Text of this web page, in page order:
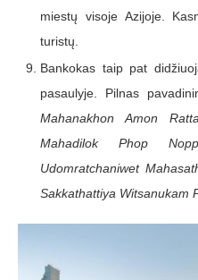
miestų visoje Azijoje.
turistų.
Bankokas taip pat
pasaulyje. Pilnas
Mahanakhon Amon
Mahadilok Phop
Udomratchaniwet
Sakkathattiya Witsanukam